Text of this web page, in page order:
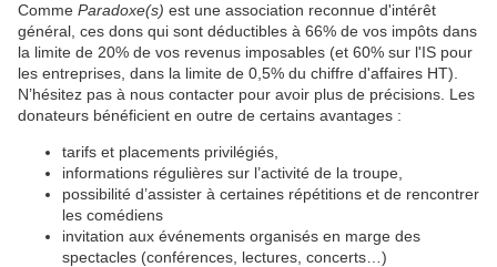
Comme Paradoxe(s) est une association reconnue d'intérêt
général, ces dons qui sont déductibles à 66% de vos impôts dans
la limite de 20% de vos revenus imposables (et 60% sur l'IS pour
les entreprises, dans la limite de 0,5% du chiffre d'affaires HT).
N’hésitez pas à nous contacter pour avoir plus de précisions. Les
donateurs bénéficient en outre de certains avantages :
tarifs et placements privilégiés,
informations régulières sur l’activité de la troupe,
possibilité d’assister à certaines répétitions et de rencontrer
les comédiens
invitation aux événements organisés en marge des
spectacles (conférences, lectures, concerts…)